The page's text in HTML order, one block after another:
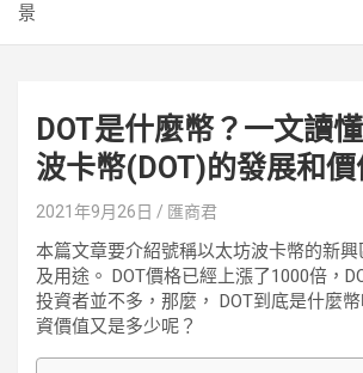
景
DOT是什麼幣？一文讀
波卡幣(DOT)的發展和
2021年9月26日 匯商君
本篇文章要介紹號稱以太坊波卡幣的新興
及用途。 DOT價格已經上漲了1000倍，
投資者並不多，那麼， DOT到底是什麼
資價值又是多少呢？